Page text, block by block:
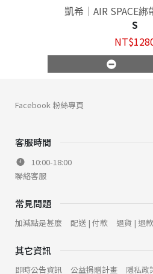
凱希｜AIR SPACE
S
客服時間
10:00-18:00
聯絡客服
常見問題
加減點是甚麼 配送 | 付款 退貨 | 退款
其它資訊
即時公告資訊 公益捐贈計畫 隱私政
Facebook 粉絲專頁